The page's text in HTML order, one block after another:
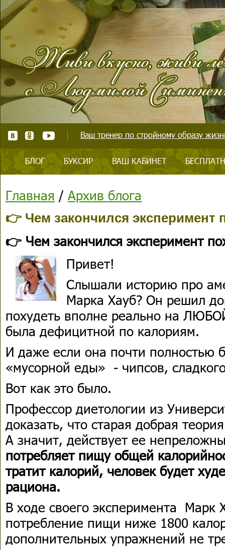
Ваш тренер по стройному образу
БЛОГ БУКСИР ВАШ КАБИНЕТ
Главная / Архив блога
👉 Чем закончился эксперимент
👉 Чем закончился эксперимент
Привет!
Слышали историю про
Марка Хауб? Он решил
похудеть вполне реально на
была дефицитной по калориям.
И даже если она почти полностью
«мусорной еды» - чипсов,
Вот как это было.
Профессор диетологии из
доказать, что старая добрая
А значит, действует ее
потребляет пищу общей
тратит калорий, человек будет
рациона.
В ходе своего эксперимента Марк
потребление пищи ниже 1800
дополнительных упражнений не